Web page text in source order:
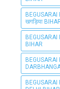
BEGUSARAI
खगड़िया
BEGUSARAI
BIHAR
BEGUSARAI
BEGUSARAI